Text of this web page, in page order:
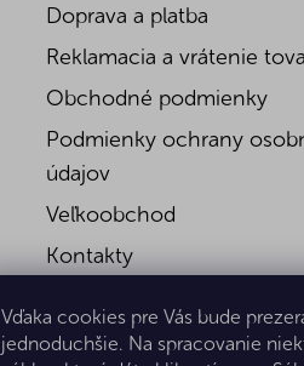
Vďaka cookies pre Vás bude
jednoduchšie. Na spracovanie
Doprava a platba
Reklamacia a vrátenie
Obchodné podmienky
Podmienky ochrany
údajov
Veľkoobchod
Kontakty